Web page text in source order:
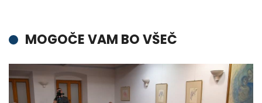
MOGOČE VAM BO VŠEČ